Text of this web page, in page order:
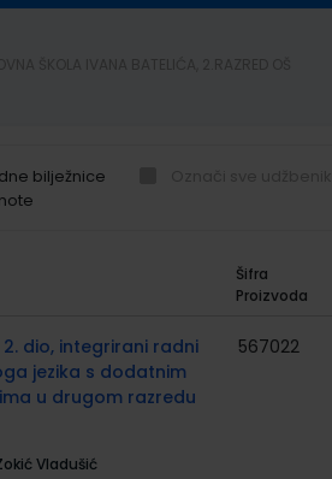
bilježnice
Šifra
Proizvoda
I 2. dio, integrirani radni
jezika s dodatnim
u drugom razredu
Vladušić
567022